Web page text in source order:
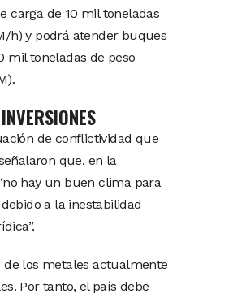
carga de 10 mil toneladas
h) y podrá atender buques
mil toneladas de peso
de conflictividad que
que, en la
hay un buen clima para
a la inestabilidad
de los metales actualmente
Por tanto, el país debe